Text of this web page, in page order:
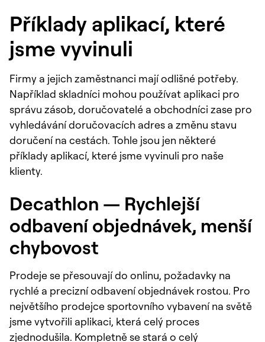
Příklady aplikací, které
jsme vyvinuli
Firmy a jejich zaměstnanci mají odlišné potřeby.
Například skladníci mohou používat aplikaci pro
správu zásob, doručovatelé a obchodníci zase pro
vyhledávání doručovacích adres a změnu stavu
doručení na cestách. Tohle jsou jen některé
příklady aplikací, které jsme vyvinuli pro naše
klienty.
Decathlon — Rychlejší
odbavení objednávek, menší
chybovost
Prodeje se přesouvají do onlinu, požadavky na
rychlé a precizní odbavení objednávek rostou. Pro
největšího prodejce sportovního vybavení na světě
jsme vytvořili aplikaci, která celý proces
zjednodušila. Kompletně se stará o celý